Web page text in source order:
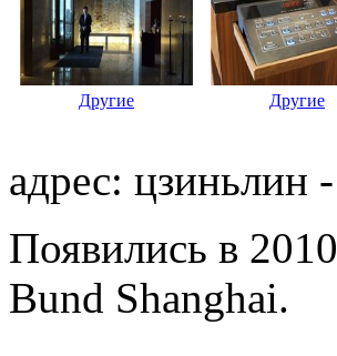
Другие Другие
адрес: цзиньлин
Появились в
Bund Shanghai.